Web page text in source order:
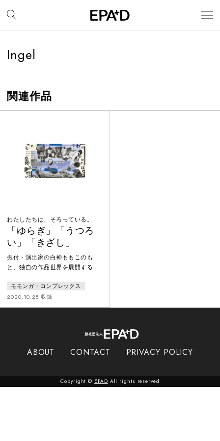
Ingel
関連作品
わたしたちは、そろっている。
「ゆらぎ」「うつろ
い」「きざし」
振付・演出家の白神ももこのも
と、独自の作品世界を展開するモ
品。白神は新型コロナウイルス感
染症対策で外出自粛期間中、会え
ない人や行けなくなった場所への
てこの体験をさまざまな情景から
「伊勢物語」の構造に重ね、上演
言し連ねていく
モモンガ・コンプレックス
2020.10.25 収録
ABOUT CONTACT PRIVACY POLICY
Copyright © EPAD All rights reserved